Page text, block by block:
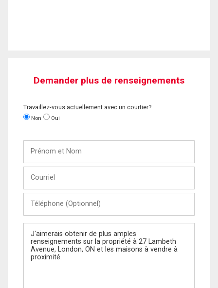
Demander plus de renseignements
Travaillez-vous actuellement avec un courtier?
Non Oui
Nom
(Optionnel)
Message